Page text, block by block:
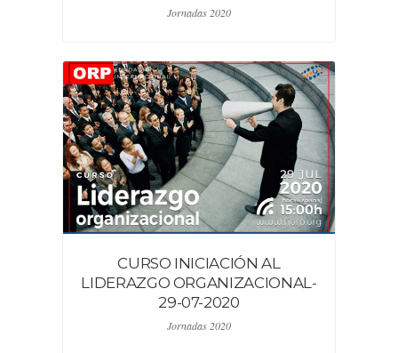
Jornadas 2020
CURSO INICIACIÓN AL
LIDERAZGO ORGANIZACIONAL-
29-07-2020
Jornadas 2020